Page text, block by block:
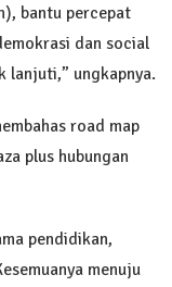
bantu percepat
dan social
lanjuti,” ungkapnya.
road map
plus hubungan
pendidikan,
menuju